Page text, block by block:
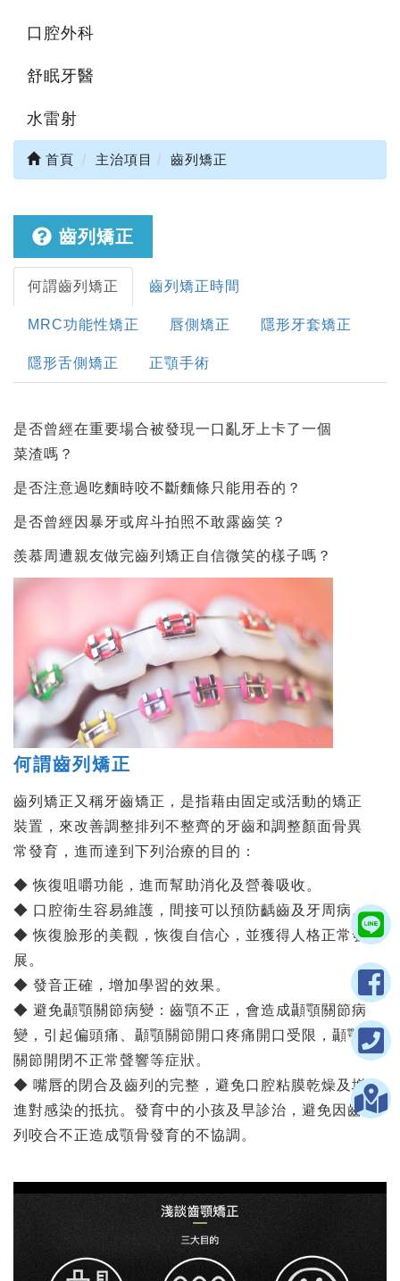
口腔外科
舒眠牙醫
水雷射
首頁 主治項目 齒列矯正
齒列矯正
何謂齒列矯正 齒列矯正時間
MRC功能性矯正 唇側矯正 隱形牙套矯正
隱形舌側矯正 正顎手術
是否曾經在重要場合被發現一口亂牙上卡了一個
菜渣嗎？
是否注意過吃麵時咬不斷麵條只能用吞的？
是否曾經因暴牙或戽斗拍照不敢露齒笑？
羨慕周遭親友做完齒列矯正自信微笑的樣子嗎？
何謂齒列矯正
齒列矯正又稱牙齒矯正，是指藉由固定或活動的矯正
裝置，來改善調整排列不整齊的牙齒和調整顏面骨異
常發育，進而達到下列治療的目的：
◆ 恢復咀嚼功能，進而幫助消化及營養吸收。
◆ 口腔衛生容易維護，間接可以預防齲齒及牙周病。
◆ 恢復臉形的美觀，恢復自信心，並獲得人格正常發
展。
◆ 發音正確，增加學習的效果。
◆ 避免顳顎關節病變：齒顎不正，會造成顳顎關節病
變，引起偏頭痛、顳顎關節開口疼痛開口受限，顳顎
關節開閉不正常聲響等症狀。
◆ 嘴唇的閉合及齒列的完整，避免口腔粘膜乾燥及增
進對感染的抵抗。發育中的小孩及早診治，避免因齒
列咬合不正造成顎骨發育的不協調。